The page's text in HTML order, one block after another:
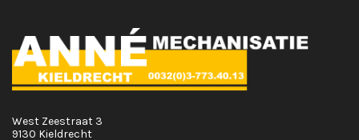
West Zeestraat 3
9130 Kieldrecht